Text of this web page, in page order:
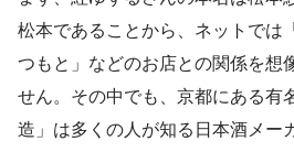
松本であることから、ネットでは
つもと」などのお店との関係を想
せん。その中でも、京都にある有
造」は多くの人が知る日本酒メー